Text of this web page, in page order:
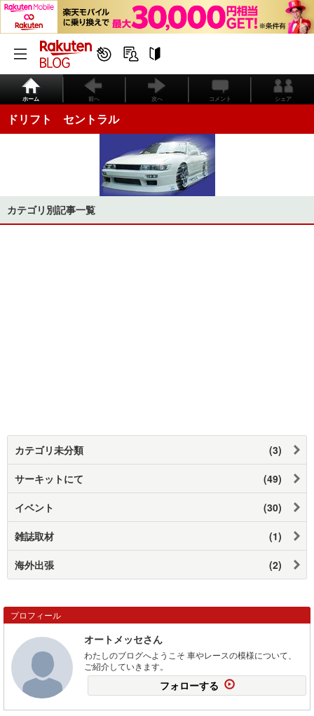
ホーム 前へ 次へ コメント シェア
ドリフト セントラル
カテゴリ別記事一覧
カテゴリ未分類 (3)
サーキットにて (49)
イベント (30)
雑誌取材 (1)
海外出張 (2)
プロフィール
オートメッセさん
わたしのブログへようこそ 車やレースの模様について、
ご紹介していきます。
フォローする